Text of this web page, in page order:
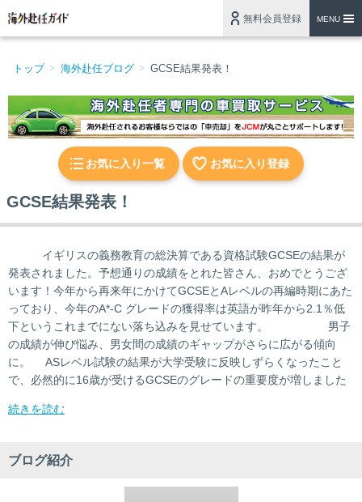
無料会員登録 MENU
トップ 海外赴任ブログ GCSE結果発表！
お気に入り一覧 お気に入り登録
GCSE結果発表！
イギリスの義務教育の総決算である資格試験GCSEの結果が
発表されました。予想通りの成績をとれた皆さん、おめでとうござ
います！今年から再来年にかけてGCSEとAレベルの再編時期にあた
っており、今年のA*-C グレードの獲得率は英語が昨年から2.1％低
下というこれまでにない落ち込みを見せています。 男子
の成績が伸び悩み、男女間の成績のギャップがさらに広がる傾向
に。 ASレベル試験の結果が大学受験に反映しずらくなったこと
で、必然的に16歳が受けるGCSEのグレードの重要度が増しました
続きを読む
ブログ紹介